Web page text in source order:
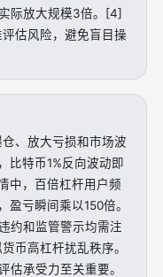
际放大规模3倍。[4]
估风险，避免盲目操
、放大亏损和市场波
比特币1%反向波动即
中，百倍杠杆用户频
盈亏瞬间乘以150倍。
约和监管警示均需注
币高杠杆扰乱秩序。
估承受力至关重要。